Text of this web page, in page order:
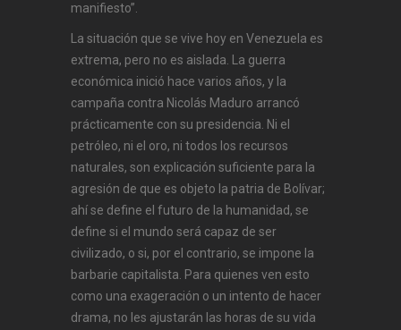
manifiesto”.
La situación que se vive hoy en Venezuela es
extrema, pero no es aislada. La guerra
económica inició hace varios años, y la
campaña contra Nicolás Maduro arrancó
prácticamente con su presidencia. Ni el
petróleo, ni el oro, ni todos los recursos
naturales, son explicación suficiente para la
agresión de que es objeto la patria de Bolívar;
ahí se define el futuro de la humanidad, se
define si el mundo será capaz de ser
civilizado, o si, por el contrario, se impone la
barbarie capitalista. Para quienes ven esto
como una exageración o un intento de hacer
drama, no les ajustarán las horas de su vida